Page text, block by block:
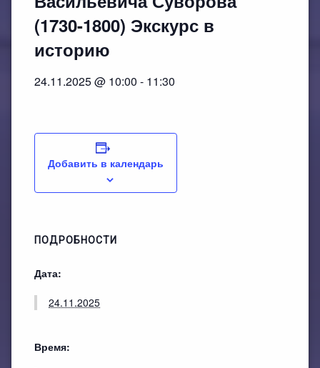
План работы филиала №1
План работы филиала №2
ЭЛЕКТРОННЫЙ КАТАЛОГ
(1730-1800) Экскурс в
историю
24.11.2025 @ 10:00 - 11:30
Добавить в календарь
ПОДРОБНОСТИ
Дата:
24.11.2025
Время: